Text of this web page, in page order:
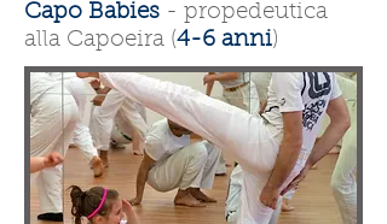
Capo Babies - propedeutica
alla Capoeira (4-6 anni)